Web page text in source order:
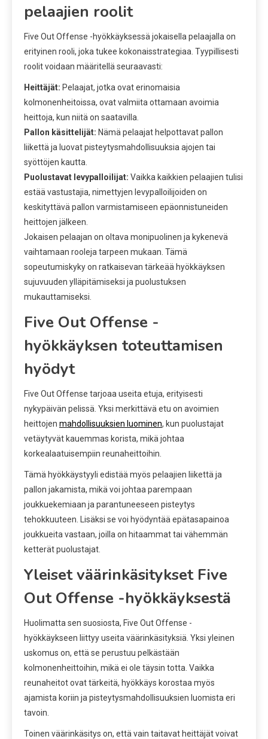
pelaajien roolit
Five Out Offense -hyökkäyksessä jokaisella pelaajalla on
erityinen rooli, joka tukee kokonaisstrategiaa. Tyypillisesti
roolit voidaan määritellä seuraavasti:
Heittäjät: Pelaajat, jotka ovat erinomaisia
kolmonenheitoissa, ovat valmiita ottamaan avoimia
heittoja, kun niitä on saatavilla.
Pallon käsittelijät: Nämä pelaajat helpottavat pallon
liikettä ja luovat pisteytysmahdollisuuksia ajojen tai
syöttöjen kautta.
Puolustavat levypalloilijat: Vaikka kaikkien pelaajien tulisi
estää vastustajia, nimettyjen levypalloilijoiden on
keskityttävä pallon varmistamiseen epäonnistuneiden
heittojen jälkeen.
Jokaisen pelaajan on oltava monipuolinen ja kykenevä
vaihtamaan rooleja tarpeen mukaan. Tämä
sopeutumiskyky on ratkaisevan tärkeää hyökkäyksen
sujuvuuden ylläpitämiseksi ja puolustuksen
mukauttamiseksi.
Five Out Offense -
hyökkäyksen toteuttamisen
hyödyt
Five Out Offense tarjoaa useita etuja, erityisesti
nykypäivän pelissä. Yksi merkittävä etu on avoimien
heittojen mahdollisuuksien luominen, kun puolustajat
vetäytyvät kauemmas korista, mikä johtaa
korkealaatuisempiin reunaheittoihin.
Tämä hyökkäystyyli edistää myös pelaajien liikettä ja
pallon jakamista, mikä voi johtaa parempaan
joukkuekemiaan ja parantuneeseen pisteytys
tehokkuuteen. Lisäksi se voi hyödyntää epätasapainoa
joukkueita vastaan, joilla on hitaammat tai vähemmän
ketterät puolustajat.
Yleiset väärinkäsitykset Five
Out Offense -hyökkäyksestä
Huolimatta sen suosiosta, Five Out Offense -
hyökkäykseen liittyy useita väärinkäsityksiä. Yksi yleinen
uskomus on, että se perustuu pelkästään
kolmonenheittoihin, mikä ei ole täysin totta. Vaikka
reunaheitot ovat tärkeitä, hyökkäys korostaa myös
ajamista koriin ja pisteytysmahdollisuuksien luomista eri
tavoin.
Toinen väärinkäsitys on, että vain taitavat heittäjät voivat